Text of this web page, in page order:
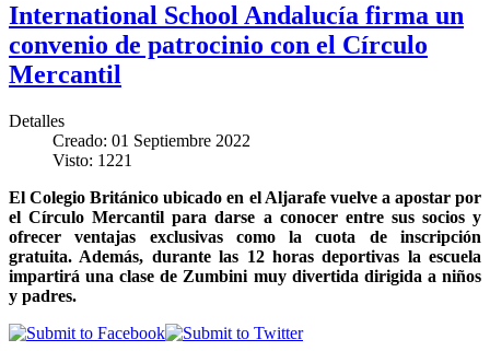
International School Andalucía firma un
convenio de patrocinio con el Círculo
Mercantil
Detalles
Creado: 01 Septiembre 2022
Visto: 1221
El Colegio Británico ubicado en el Aljarafe vuelve a apostar por
el Círculo Mercantil para darse a conocer entre sus socios y
ofrecer ventajas exclusivas como la cuota de inscripción
gratuita. Además, durante las 12 horas deportivas la escuela
impartirá una clase de Zumbini muy divertida dirigida a niños
y padres.